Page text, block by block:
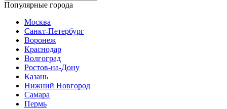
Популярные города
Москва
Санкт-Петербург
Воронеж
Краснодар
Волгоград
Ростов-на-Дону
Казань
Нижний Новгород
Самара
Пермь